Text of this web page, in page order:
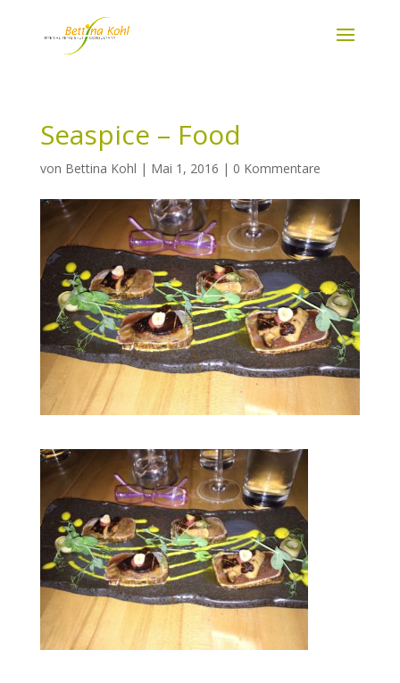
Seaspice – Food
von Bettina Kohl | Mai 1, 2016 | 0 Kommentare